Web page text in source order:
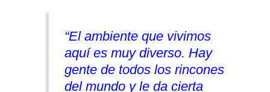
“El ambiente que vivimos
aquí es muy diverso. Hay
gente de todos los rincones
del mundo y le da cierta